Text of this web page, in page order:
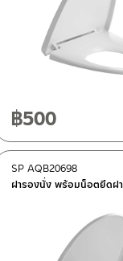
฿500
ฝารองนั่ง พร้อมน็อตยึดฝ
SP AQB20698